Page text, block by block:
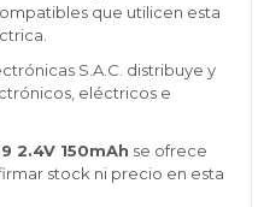
que utilicen esta
S.A.C. distribuye y
eléctricos e
2.4V 150mAh se ofrece
stock ni precio en esta